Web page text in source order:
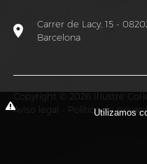
Carrer de Lacy, 15 -
Barcelona
Copyright © 2026 Il·lustre
Aviso legal
Política deUtilizamos